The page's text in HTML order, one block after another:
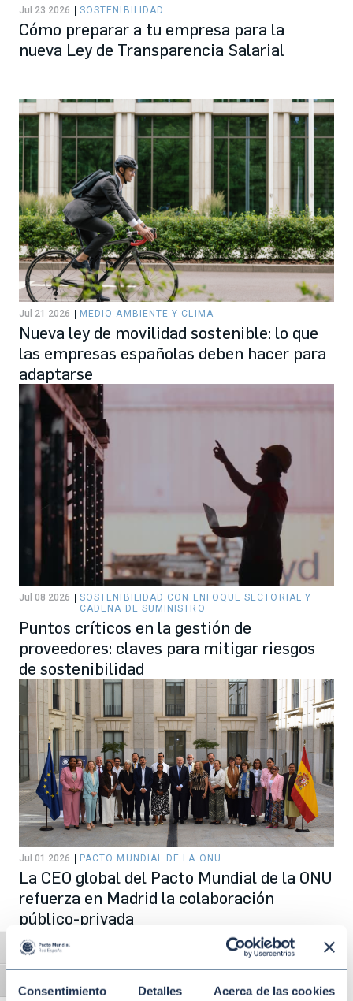
Consentimiento Detalles Acerca de las cookies
Alternar alto contraste
Alternar tamaño de letra
Jul 23 2026 SOSTENIBILIDAD
Cómo preparar a tu empresa para la
nueva Ley de Transparencia Salarial
Jul 21 2026 MEDIO AMBIENTE Y CLIMA
Nueva ley de movilidad sostenible: lo que
las empresas españolas deben hacer para
adaptarse
Jul 08 2026
SOSTENIBILIDAD CON ENFOQUE SECTORIAL Y
CADENA DE SUMINISTRO
Puntos críticos en la gestión de
proveedores: claves para mitigar riesgos
de sostenibilidad
Jul 01 2026 PACTO MUNDIAL DE LA ONU
La CEO global del Pacto Mundial de la ONU
refuerza en Madrid la colaboración
público-privada